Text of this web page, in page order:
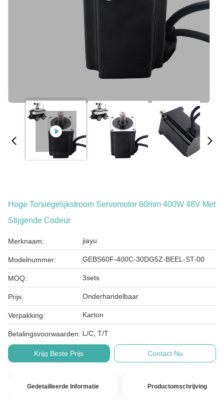
Hoge Torsiegelijkstroom Servomotor 60mm 400W 48V Met
Stijgende Codeur
Merknaam: jiayu
Modelnummer: GEBS60F-400C-30DG5Z-BEEL-ST-00
MOQ: 3sets
Prijs: Onderhandelbaar
Verpakking: Karton
Betalingsvoorwaarden: L/C, T/T
Krijg Beste Prijs Contact Nu
Gedetailleerde Informatie Productomschrijving